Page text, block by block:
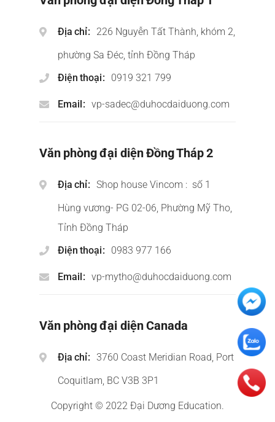
Địa chỉ
226 Nguyễn Tất Thành, khóm 2,
phường Sa Đéc, tỉnh Đồng Tháp
Điện thoại
0919 321 799
Email vp-sadec@duhocdaiduong.com
Văn phòng đại diện Đồng Tháp 2
Địa chỉ
Shop house Vincom : số 1
Hùng vương- PG 02-06, Phường Mỹ Tho,
Tỉnh Đồng Tháp
Điện thoại
0983 977 166
Email vp-mytho@duhocdaiduong.com
Văn phòng đại diện Canada
Địa chỉ
3760 Coast Meridian Road, Port
Coquitlam, BC V3B 3P1
Copyright © 2022 Đại Dương Education.